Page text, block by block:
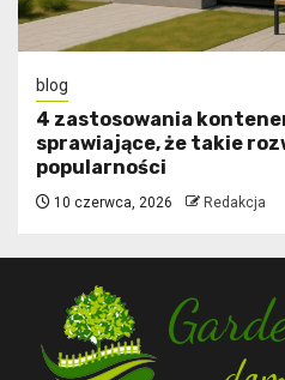
blog
4 zastosowania
sprawiające, że takie
popularności
10 czerwca, 2026 Redakcja